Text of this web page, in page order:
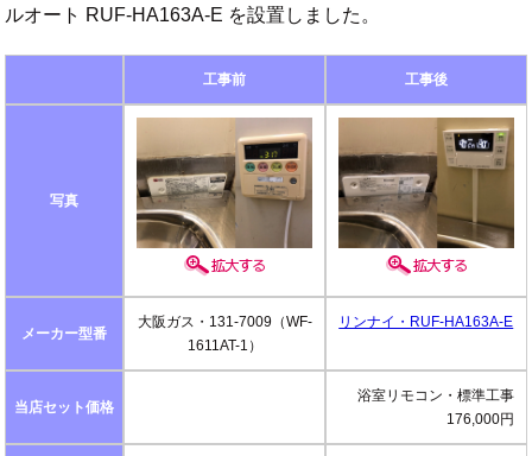
ルオート RUF-HA163A-E を設置しました。
工事前 工事後
写真
メーカー型番
大阪ガス・131-7009（WF-
1611AT-1）
リンナイ・RUF-HA163A-E
当店セット価格
浴室リモコン・標準工事
176,000円